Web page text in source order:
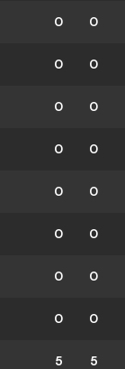
0 0
0 0
0 0
0 0
0 0
0 0
0 0
0 0
5 5